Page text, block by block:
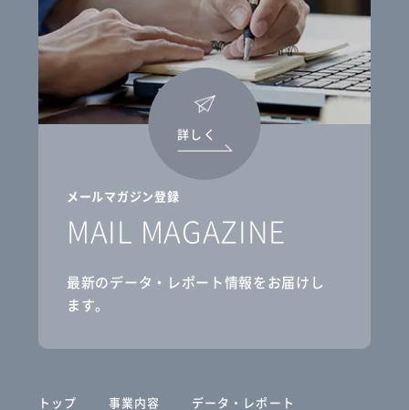
メールマガジン登録
MAIL MAGAZINE
最新のデータ・レポート情報をお届けし
ます。
詳しく
トップ 事業内容
データ・レポート